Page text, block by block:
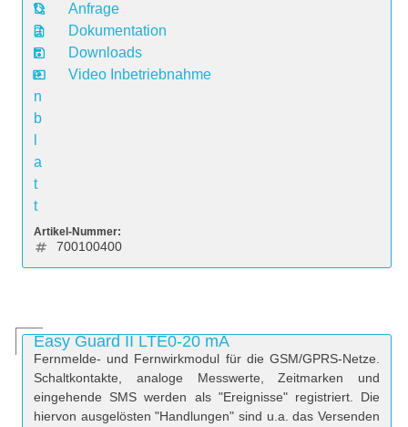
D
a
t
e
n
b
a
t
t
Anfrage
Dokumentation
Downloads
Video Inbetriebnahme
Artikel-Nummer:
700100400
Easy Guard II LTE0-20 mA
Fernmelde- und Fernwirkmodul für die GSM/GPRS-Netze.
Schaltkontakte, analoge Messwerte, Zeitmarken und
eingehende SMS werden als "Ereignisse" registriert. Die
hiervon ausgelösten "Handlungen" sind u.a. das Versenden